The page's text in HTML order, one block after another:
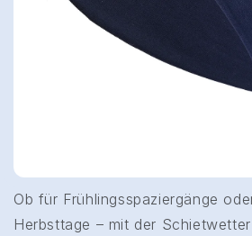
Ob für Frühlingsspaziergänge
Herbsttage – mit der